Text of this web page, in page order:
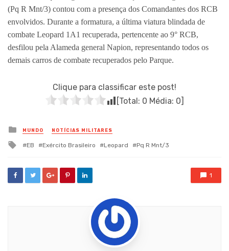
(Pq R Mnt/3) contou com a presença dos Comandantes dos RCB
envolvidos. Durante a formatura, a última viatura blindada de
combate Leopard 1A1 recuperada, pertencente ao 9° RCB,
desfilou pela Alameda general Napion, representando todos os
demais carros de combate recuperados pelo Parque.
Clique para classificar este post!
[Total: 0 Média: 0]
Posted
in
MUNDO NOTÍCIAS MILITARES
Tagged
EB Exército Brasileiro Leopard Pq R Mnt/3
1